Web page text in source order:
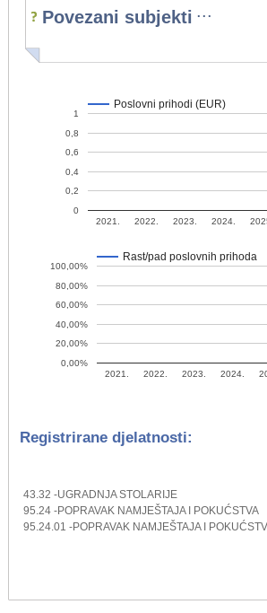
Povezani subjekti ...
Poslovni prihodi (EUR)
2021. 2022. 2023. 2024.
0
0,2
0,4
0,6
0,8
1
Rast/pad poslovnih prihoda
2021. 2022. 2023. 2024.
0,00%
20,00%
40,00%
60,00%
80,00%
100,00%
Registrirane djelatnosti:
43.32 -UGRADNJA STOLARIJE
95.24 -POPRAVAK NAMJEŠTAJA I POKUĆSTVA
95.24.01 -POPRAVAK NAMJEŠTAJA I